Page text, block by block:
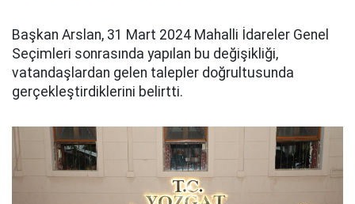
Başkan Arslan, 31 Mart 2024 Mahalli İdareler Genel
Seçimleri sonrasında yapılan bu değişikliği,
vatandaşlardan gelen talepler doğrultusunda
gerçekleştirdiklerini belirtti.